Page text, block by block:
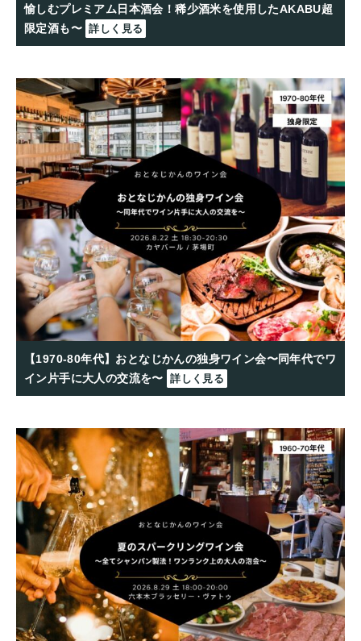
愉しむプレミアム日本酒会！稀少酒米を使用したAKABU超
限定酒も〜 詳しく見る
【1970-80年代】おとなじかんの独身ワイン会〜同年代でワ
イン片手に大人の交流を〜
詳しく見る